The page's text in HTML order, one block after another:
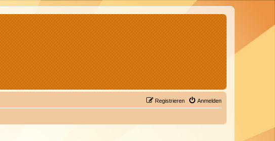
Anmelden
Registrieren